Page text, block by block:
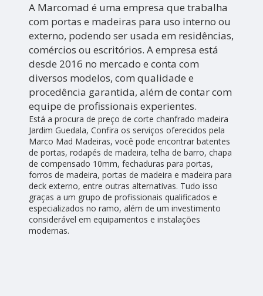
A Marcomad é uma empresa que trabalha
com portas e madeiras para uso interno ou
externo, podendo ser usada em residências,
comércios ou escritórios. A empresa está
desde 2016 no mercado e conta com
diversos modelos, com qualidade e
procedência garantida, além de contar com
equipe de profissionais experientes.
Está a procura de preço de corte chanfrado madeira
Jardim Guedala, Confira os serviços oferecidos pela
Marco Mad Madeiras, você pode encontrar batentes
de portas, rodapés de madeira, telha de barro, chapa
de compensado 10mm, fechaduras para portas,
forros de madeira, portas de madeira e madeira para
deck externo, entre outras alternativas. Tudo isso
graças a um grupo de profissionais qualificados e
especializados no ramo, além de um investimento
considerável em equipamentos e instalações
modernas.